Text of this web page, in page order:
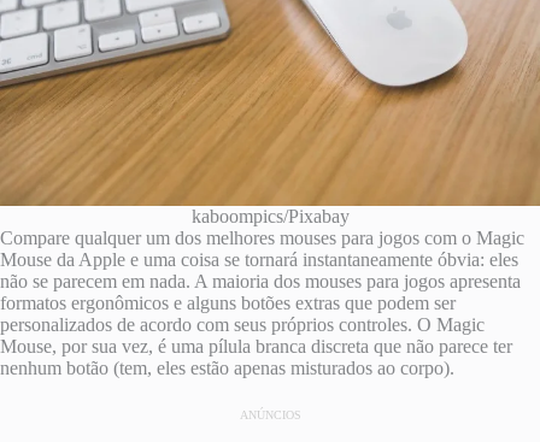
kaboompics/Pixabay
Compare qualquer um dos melhores mouses para jogos com o Magic
Mouse da Apple e uma coisa se tornará instantaneamente óbvia: eles
não se parecem em nada. A maioria dos mouses para jogos apresenta
formatos ergonômicos e alguns botões extras que podem ser
personalizados de acordo com seus próprios controles. O Magic
Mouse, por sua vez, é uma pílula branca discreta que não parece ter
nenhum botão (tem, eles estão apenas misturados ao corpo).
ANÚNCIOS